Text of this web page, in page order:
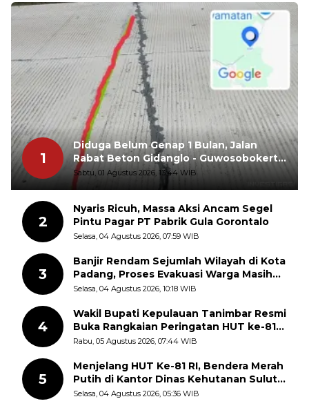
1
Diduga Belum Genap 1 Bulan, Jalan
Rabat Beton Gidanglo - Guwosobokerto
Sudah Pecah
Sabtu, 01 Agustus 2026, 13:44 WIB
2
Nyaris Ricuh, Massa Aksi Ancam Segel
Pintu Pagar PT Pabrik Gula Gorontalo
Selasa, 04 Agustus 2026, 07:59 WIB
3
Banjir Rendam Sejumlah Wilayah di Kota
Padang, Proses Evakuasi Warga Masih
Berlangsung
Selasa, 04 Agustus 2026, 10:18 WIB
4
Wakil Bupati Kepulauan Tanimbar Resmi
Buka Rangkaian Peringatan HUT ke-81
Kemerdekaan RI, ASN Diajak Perkuat
Rabu, 05 Agustus 2026, 07:44 WIB
5
Menjelang HUT Ke-81 RI, Bendera Merah
Putih di Kantor Dinas Kehutanan Sulut
Disorot Warga
Selasa, 04 Agustus 2026, 05:36 WIB